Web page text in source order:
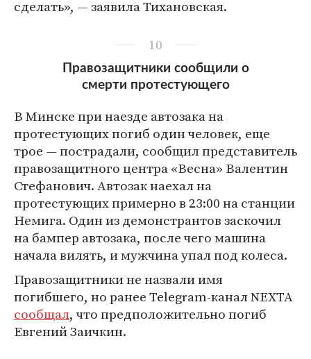
сделать», — заявила Тихановская.
10
Правозащитники сообщили о
смерти протестующего
В Минске при наезде автозака на
протестующих погиб один человек, еще
трое — пострадали, сообщил представитель
правозащитного центра «Весна» Валентин
Стефанович. Автозак наехал на
протестующих примерно в 23:00 на станции
Немига. Один из демонстрантов заскочил
на бампер автозака, после чего машина
начала вилять, и мужчина упал под колеса.
Правозащитники не назвали имя
погибшего, но ранее Telegram-канал NEXTA
сообщал, что предположительно погиб
Евгений Заичкин.